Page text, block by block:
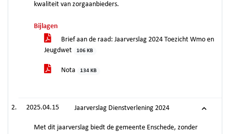
kwaliteit van zorgaanbieders.
Bijlagen
Brief aan de raad: Jaarverslag 2024 Toezicht Wmo en
Jeugdwet
106 KB
Nota 134 KB
2025.04.15 Jaarverslag Dienstverlening 2024
Met dit jaarverslag biedt de gemeente Enschede, zonder